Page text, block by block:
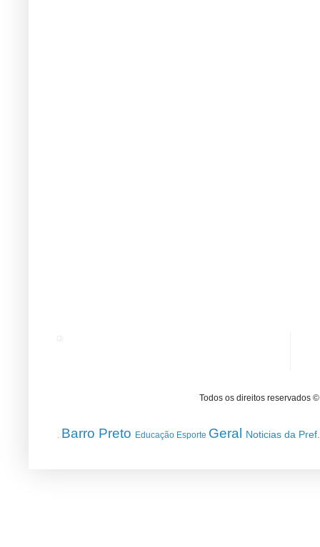
Todos os direitos reservados
Barro Preto Educação Esporte Geral Noticias da